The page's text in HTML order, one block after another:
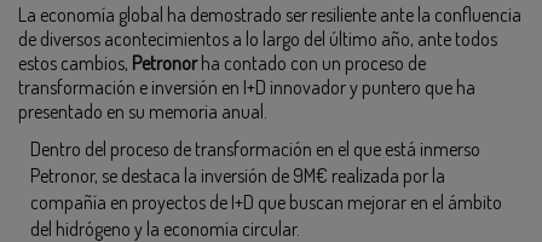
La economía global ha demostrado ser resiliente ante la confluencia
de diversos acontecimientos a lo largo del último año, ante todos
estos cambios, Petronorha contado con un proceso de
transformación e inversión en I+D innovador y puntero que ha
presentado en su memoria anual.
Dentro del proceso de transformación en el que está inmerso
Petronor, se destaca la inversión de 9M€ realizada por la
compañía en proyectos de I+D que buscan mejorar en el ámbito
del hidrógeno y la economía circular.